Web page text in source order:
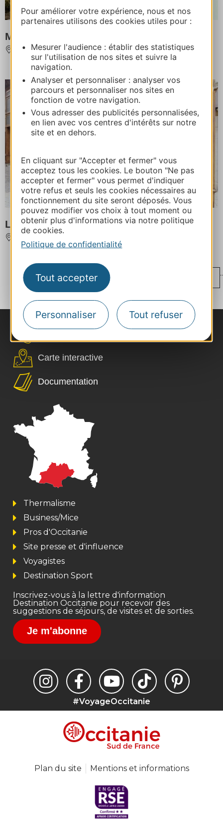
Pour améliorer votre expérience, nous et nos
partenaires utilisons des cookies utiles pour :
Mesurer l'audience : établir des statistiques
sur l'utilisation de nos sites et suivre la
navigation.
Analyser et personnaliser : analyser vos
parcours et personnaliser nos sites en
fonction de votre navigation.
Vous adresser des publicités personnalisées,
en lien avec vos centres d'intérêts sur notre
site et en dehors.
En cliquant sur "Accepter et fermer" vous
acceptez tous les cookies. Le bouton "Ne pas
accepter et fermer" vous permet d'indiquer
votre refus et seuls les cookies nécessaires au
fonctionnement du site seront déposés. Vous
pouvez modifier vos choix à tout moment ou
obtenir plus d'informations via notre politique
de cookies.
Politique de confidentialité
Tout accepter
Personnaliser Tout refuser
MC Donald's Rodez
RODEZ
L'Aubrac Café
1 16
95 ... 172 249 305
Carte interactive
Documentation
Thermalisme
Business/Mice
Pros d'Occitanie
Site presse et d'influence
Voyagistes
Destination Sport
Inscrivez-vous à la lettre d'information
Destination Occitanie pour recevoir des
suggestions de séjours, de visites et de sorties.
Je m'abonne
#VoyageOccitanie
Plan du site Mentions et informations